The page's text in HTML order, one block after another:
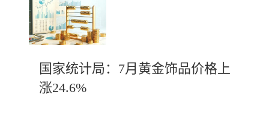
国家统计局：7月黄金饰品价格上
涨24.6%